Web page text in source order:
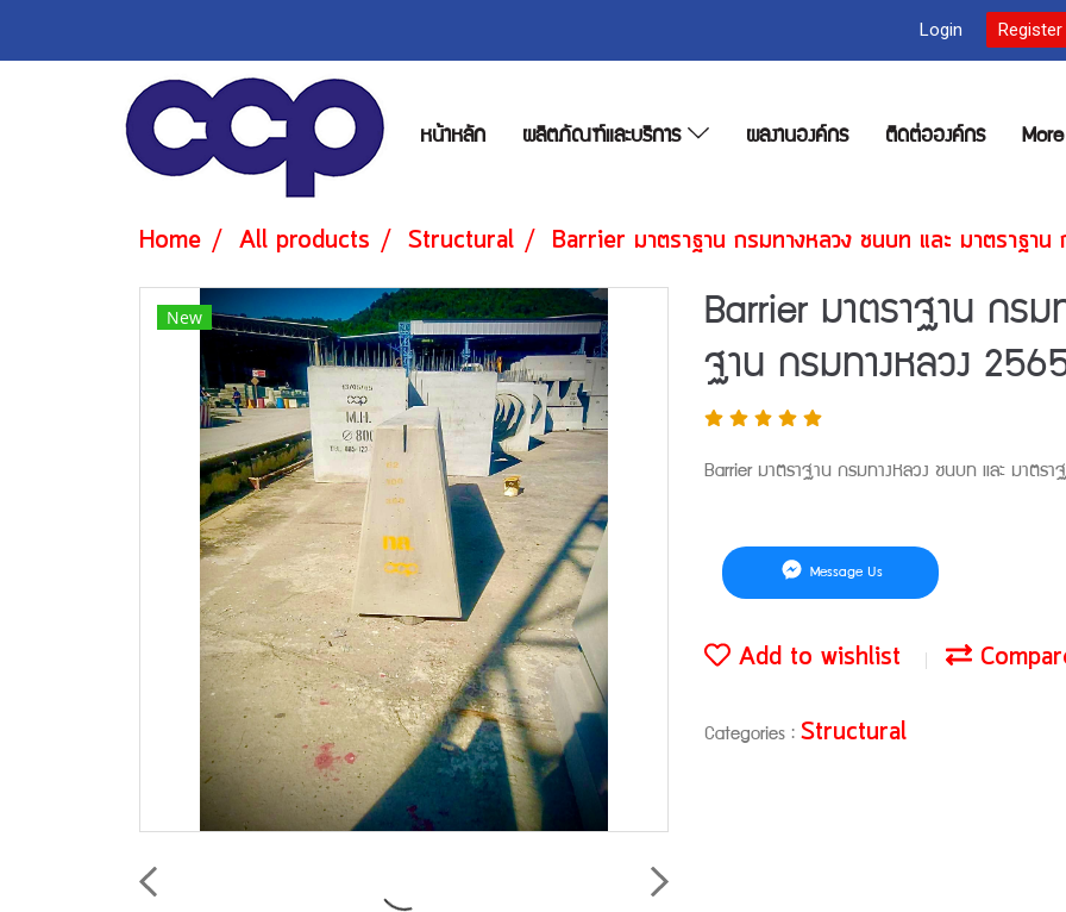
Login Register
หน้าหลัก ผลิตภัณฑ์และบริการ ผลงานองค์กร ติดต่อองค์กร More
Home All products Structural Barrier มาตราฐาน กรมทางหลวง ชนบท และ มาตราฐา
New
Barrier มาตราฐาน กรม
ฐาน กรมทางหลวง
Barrier มาตราฐาน กรมทางหลวง ชนบท และ มาตร
Message Us
Add to wishlist
Categories : Structural